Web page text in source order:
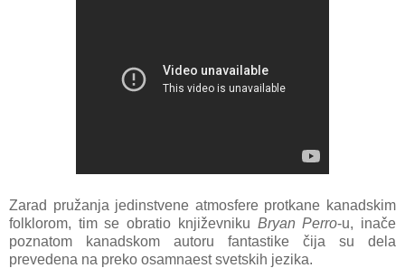
Zarad pružanja jedinstvene atmosfere protkane kanadskim
folklorom, tim se obratio književniku Bryan Perro-u, inače
poznatom kanadskom autoru fantastike čija su dela
prevedena na preko osamnaest svetskih jezika.